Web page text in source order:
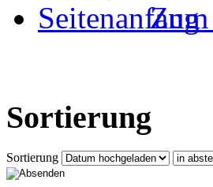
Sortierung
Sortierung